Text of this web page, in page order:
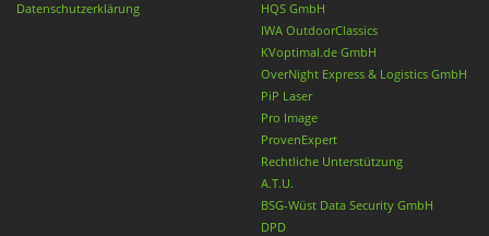
Datenschutzerklärung
HQS GmbH
IWA OutdoorClassics
KVoptimal.de GmbH
OverNight Express & Logistics GmbH
PiP Laser
Pro Image
ProvenExpert
Rechtliche Unterstützung
A.T.U.
BSG-Wüst Data Security GmbH
DPD